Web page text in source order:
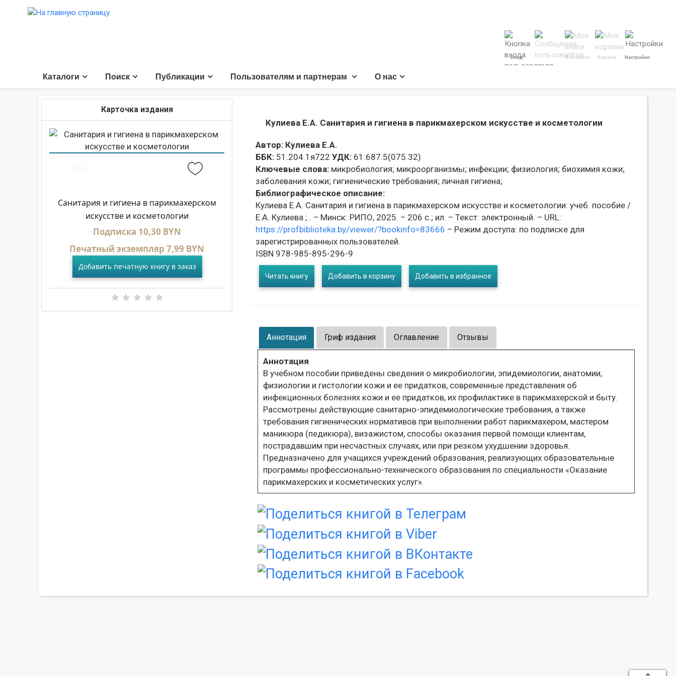
Вход Мои книги Корзина Настройки
Каталоги Поиск Публикации Пользователям и партнерам О нас
Карточка издания
Санитария и гигиена в парикмахерском
искусстве и косметологии
Подписка 10,30 BYN
Печатный экземпляр 7,99 BYN
Добавить печатную книгу в заказ
Кулиева Е.А. Санитария и гигиена в парикмахерском искусстве и косметологии
Автор: Кулиева Е.А.
ББК: 51.204.1я722 УДК: 61:687.5(075.32)
Ключевые слова: микробиология; микроорганизмы; инфекции; физиология; биохимия кожи;
заболевания кожи; гигиенические требования; личная гигиена;
Библиографическое описание:
Кулиева Е.А. Санитария и гигиена в парикмахерском искусстве и косметологии: учеб. пособие /
Е.А. Кулиева ; . – Минск: РИПО, 2025. – 206 с.; ил. – Текст: электронный. – URL:
https://profbiblioteka.by/viewer/?bookinfo=83666 – Режим доступа: по подписке для
зарегистрированных пользователей.
ISBN 978-985-895-296-9
Читать книгу Добавить в корзину Добавить в избранное
Аннотация Гриф издания Оглавление Отзывы
Аннотация
В учебном пособии приведены сведения о микробиологии, эпидемиологии, анатомии,
физиологии и гистологии кожи и ее придатков, современные представления об
инфекционных болезнях кожи и ее придатков, их профилактике в парикмахерской и быту.
Рассмотрены действующие санитарно-эпидемиологические требования, а также
требования гигиенических нормативов при выполнении работ парикмахером, мастером
маникюра (педикюра), визажистом, способы оказания первой помощи клиентам,
пострадавшим при несчастных случаях, или при резком ухудшении здоровья.
Предназначено для учащихся учреждений образования, реализующих образовательные
программы профессионально-технического образования по специальности «Оказание
парикмахерских и косметических услуг».